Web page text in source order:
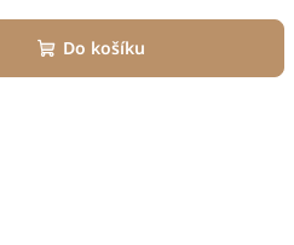
Do košíku